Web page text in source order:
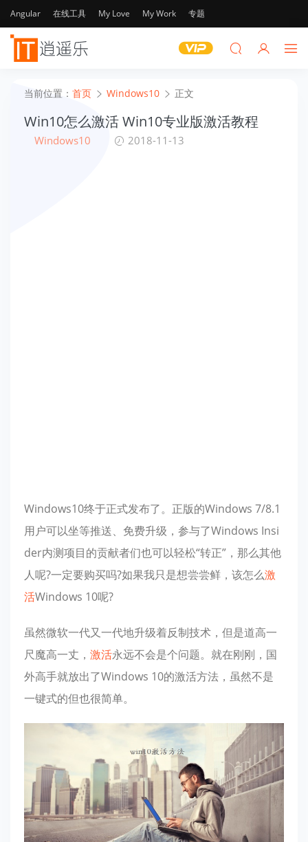
Angular 在线工具 My Love My Work 专题
当前位置： 首页 Windows10 正文
Win10怎么激活 Win10专业版激活教程
Windows10 2018-11-13
Windows10终于正式发布了。正版的Windows 7/8.1
用户可以坐等推送、免费升级，参与了Windows Insi
der内测项目的贡献者们也可以轻松“转正”，那么其他
人呢?一定要购买吗?如果我只是想尝尝鲜，该怎么激
活Windows 10呢?
虽然微软一代又一代地升级着反制技术，但是道高一
尺魔高一丈， 激活永远不会是个问题。就在刚刚，国
外高手就放出了Windows 10的激活方法，虽然不是
一键式的但也很简单。